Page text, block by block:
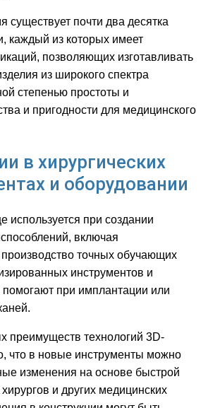
существует почти два десятка
каждый из которых имеет
позволяющих изготавливать
из широкого спектра
степенью простоты и
и пригодности для медицинского
в хирургических
и оборудовании
используется при создании
включая
точных обучающих
инструментов и
помогают при имплантации или
преимуществ технологий 3D-
что в новые инструменты можно
изменения на основе быстрой
и других медицинских